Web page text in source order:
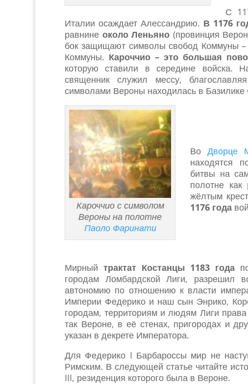
С
Италии осаждает Алессандрию. В 1176
равнине около Леньяно (провинция
бок защищают символы свобод Коммуны –
Коммуны. Кароччио – это большая
которую ставили в середине войска.
священник служил мессу,
символами Вероны находилась в
Кароччио с символом
Вероны на полотне
Паоло Фаринати
Во Дворце
находятся
битвы на
полотне
жёлтым
1176 года
Мирный трактат Костанцы 1183 года
городам Ломбардской Лиги, разрешил
автономию по отношению к власти
Империи Федерико и наш сын Энрико,
городам, территориям и людям Лиги
так Вероне, в её стенах, пригородах и
указан в декрете Императора.
Для Федерико I Барбароссы мир не
Римским. В следующей статье читайте
III, резиденция которого была в Вероне.